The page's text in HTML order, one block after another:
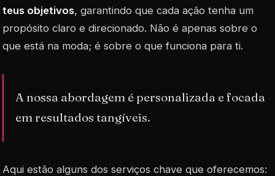
teus objetivos, garantindo que cada ação tenha um
propósito claro e direcionado. Não é apenas sobre o
que está na moda; é sobre o que funciona para ti.
A nossa abordagem é personalizada e focada
em resultados tangíveis.
Aqui estão alguns dos serviços chave que oferecemos: